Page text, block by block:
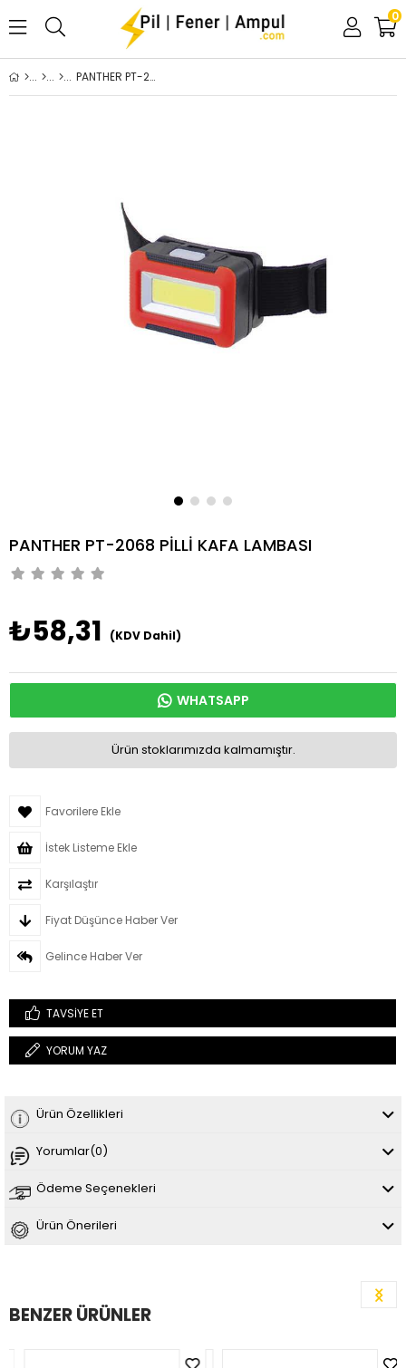
0
PANTHER PT-2068 PİLLİ KAFA LAMBASI
PANTHER PT-2068 PİLLİ KAFA LAMBASI
₺58,31 (KDV Dahil)
WHATSAPP
Ürün stoklarımızda kalmamıştır.
Favorilere Ekle
İstek Listeme Ekle
Karşılaştır
Fiyat Düşünce Haber Ver
Gelince Haber Ver
TAVSIYE ET
YORUM YAZ
Ürün Özellikleri
Yorumlar(0)
Ödeme Seçenekleri
Ürün Önerileri
BENZER ÜRÜNLER